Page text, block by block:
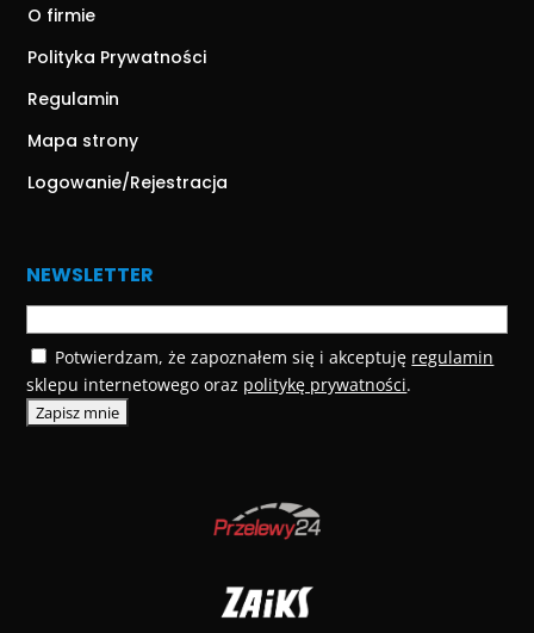
O firmie
Polityka Prywatności
Regulamin
Mapa strony
Logowanie/Rejestracja
NEWSLETTER
Potwierdzam, że zapoznałem się i akceptuję regulamin
sklepu internetowego oraz politykę prywatności.